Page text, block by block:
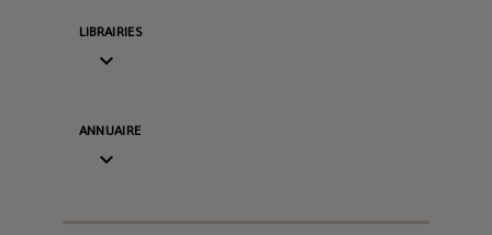
LIBRAIRIES

ANNUAIRE
